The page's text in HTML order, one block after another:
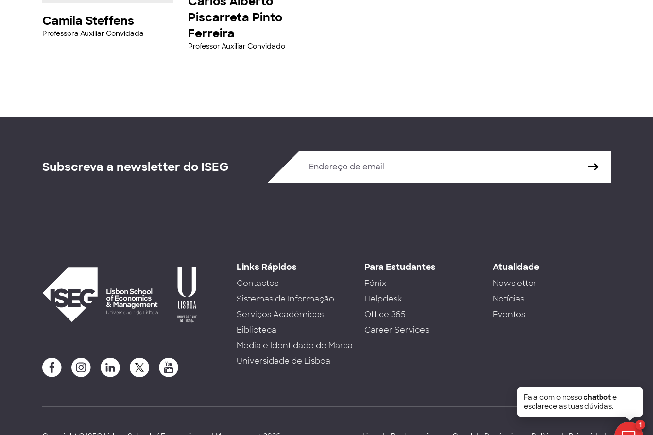
Camila Steffens
Professora Auxiliar Convidada
Piscarreta Pinto
Ferreira
Professor Auxiliar Convidado
Subscreva a newsletter do ISEG
Links Rápidos
Contactos
Sistemas de Informação
Serviços Académicos
Biblioteca
Media e Identidade de Marca
Universidade de Lisboa
Para Estudantes
Fénix
Helpdesk
Office 365
Career Services
Atualidade
Newsletter
Notícias
Eventos
1
Fala com o nossochatbote
esclarece as tuas dúvidas.